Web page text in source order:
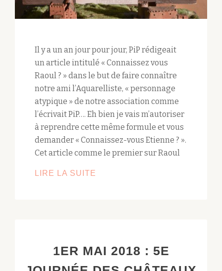
Il y a un an jour pour jour, PiP rédigeait
un article intitulé « Connaissez vous
Raoul ? » dans le but de faire connaître
notre ami l’Aquarelliste, « personnage
atypique » de notre association comme
l’écrivait PiP…. Eh bien je vais m’autoriser
à reprendre cette même formule et vous
demander « Connaissez-vous Etienne ? ».
Cet article comme le premier sur Raoul
LIRE LA SUITE
1ER MAI 2018 : 5E